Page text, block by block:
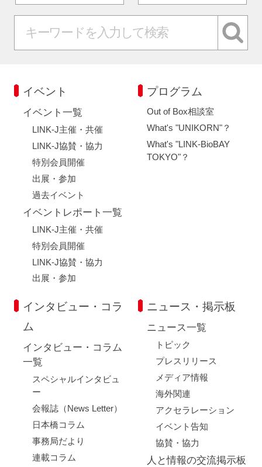
イベント
イベント一覧
LINK-J主催・共催
LINK-J協賛・協力
特別会員開催
出展・参加
過去イベント
イベントレポート一覧
LINK-J主催・共催
特別会員開催
LINK-J協賛・協力
出展・参加
プログラム
Out of Box相談室
What's "UNIKORN"？
What's "LINK-BioBAY
TOKYO"？
インタビュー・コラ
ム
インタビュー・コラム
一覧
スペシャルインタビュ
ー
会報誌（News Letter）
日本橋コラム
事務局だより
連載コラム
ニュース・掲示板
ニュース一覧
トピック
プレスリリース
メディア情報
海外関連
アクセラレーション
イベント告知
協賛・協力
人と情報の交流掲示板